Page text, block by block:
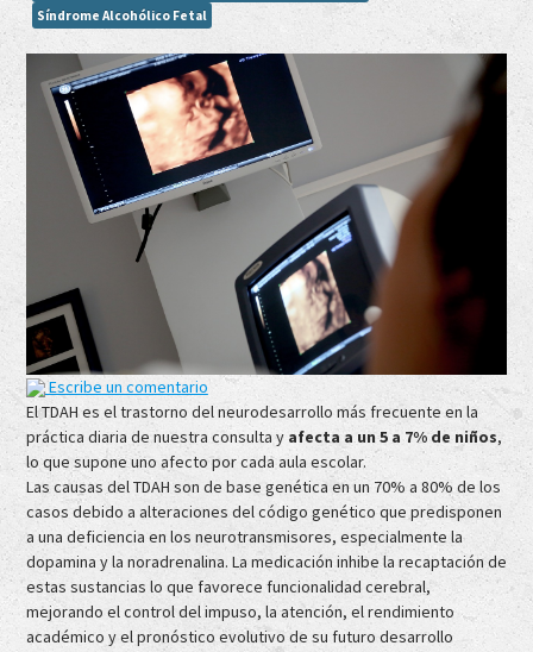
Síndrome Alcohólico Fetal
Escribe un comentario
El TDAH es el trastorno del neurodesarrollo más frecuente en la
práctica diaria de nuestra consulta y afecta a un 5 a 7% de niños,
lo que supone uno afecto por cada aula escolar.
Las causas del TDAH son de base genética en un 70% a 80% de los
casos debido a alteraciones del código genético que predisponen
a una deficiencia en los neurotransmisores, especialmente la
dopamina y la noradrenalina. La medicación inhibe la recaptación de
estas sustancias lo que favorece funcionalidad cerebral,
mejorando el control del impuso, la atención, el rendimiento
académico y el pronóstico evolutivo de su futuro desarrollo